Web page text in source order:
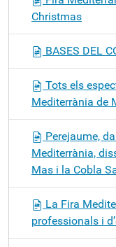
Christmas
BASES DEL
Tots els
Mediterrània de
Perejaume,
Mediterrània,
Mas i la Cobla
La Fira
professionals i